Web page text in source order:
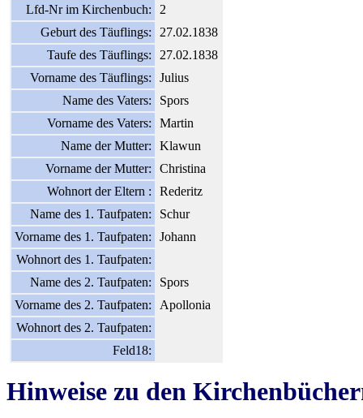
Lfd-Nr im Kirchenbuch:
2
Geburt des Täuflings:
27.02.1838
Taufe des Täuflings:
27.02.1838
Vorname des Täuflings:
Julius
Name des Vaters:
Spors
Vorname des Vaters:
Martin
Name der Mutter:
Klawun
Vorname der Mutter:
Christina
Wohnort der Eltern :
Rederitz
Name des 1. Taufpaten:
Schur
Vorname des 1. Taufpaten:
Johann
Wohnort des 1. Taufpaten:
Name des 2. Taufpaten:
Spors
Vorname des 2. Taufpaten:
Apollonia
Wohnort des 2. Taufpaten:
Feld18:
Hinweise zu den